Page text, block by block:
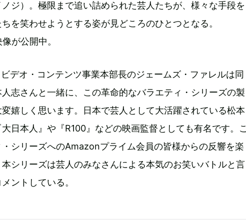
ジ）。極限まで追い詰められた芸人たちが、様々な手段を
を笑わせようとする姿が見どころのひとつとなる。
が公開中。
デオ・コンテンツ事業本部長のジェームズ・ファレルは同
志さんと一緒に、この革命的なバラエティ・シリーズの製
嬉しく思います。日本で芸人として大活躍されている松本
日本人』や『R100』などの映画監督としても有名です。こ
シリーズへのAmazonプライム会員の皆様からの反響を楽
シリーズは芸人のみなさんによる本気のお笑いバトルと言
ントしている。